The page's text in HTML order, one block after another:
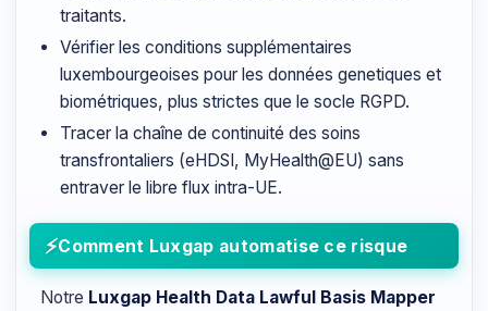
traitants.
Vérifier les conditions supplémentaires
luxembourgeoises pour les données genetiques et
biométriques, plus strictes que le socle RGPD.
Tracer la chaîne de continuité des soins
transfrontaliers (eHDSI, MyHealth@EU) sans
entraver le libre flux intra-UE.
Comment Luxgap automatise ce risque
Notre Luxgap Health Data Lawful Basis Mapper